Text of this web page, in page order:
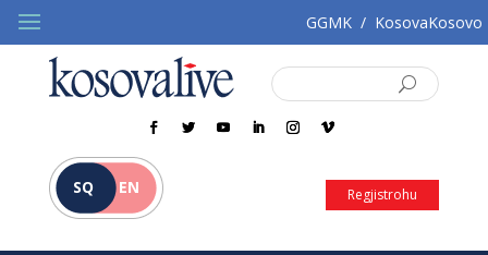
GGMK / KosovaKosovo
SQ EN Regjistrohu